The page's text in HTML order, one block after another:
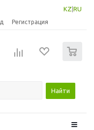
KZ RU
Регистрация
Найти